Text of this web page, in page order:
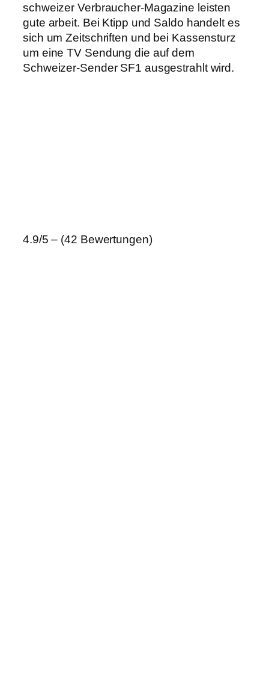
schweizer Verbraucher-Magazine leisten
gute arbeit. Bei Ktipp und Saldo handelt es
sich um Zeitschriften und bei Kassensturz
um eine TV Sendung die auf dem
Schweizer-Sender SF1 ausgestrahlt wird.
4.9/5 – (42 Bewertungen)